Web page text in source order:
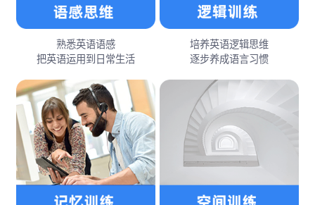
熟悉英语语感
把英语运用到日常生活
培养英语逻辑思维
逐步养成语言习惯